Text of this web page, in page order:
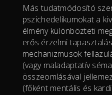
Más tudatmódosító
pszichedelikumokat a
élmény különbözteti
erős érzelmi
mechanizmusok
(vagy maladaptatív
összeomlásával
(főként mentális és